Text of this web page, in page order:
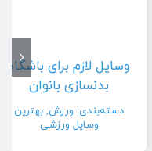
وسایل لازم برای باشگاه
بدنسازی بانوان
دسته‌بندی: ورزش, بهترین
وسایل ورزشی